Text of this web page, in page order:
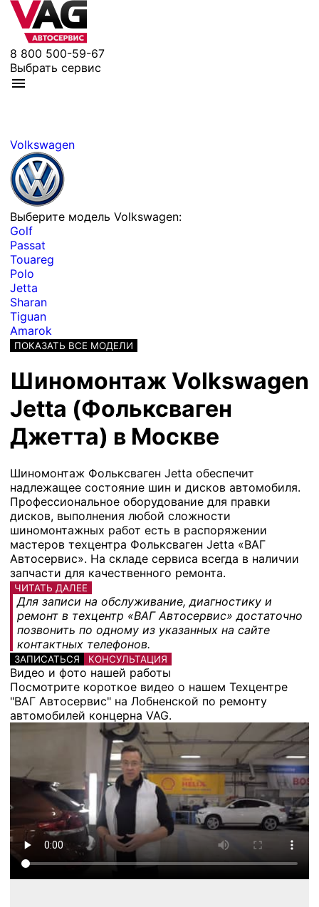
8 800 500-59-67
Выбрать сервис
Volkswagen
Выберите модель Volkswagen:
Golf
Passat
Touareg
Polo
Jetta
Sharan
Tiguan
Amarok
ПОКАЗАТЬ ВСЕ МОДЕЛИ
Шиномонтаж Volkswagen
Jetta (Фольксваген
Джетта) в Москве
Шиномонтаж Фольксваген Jetta обеспечит
надлежащее состояние шин и дисков автомобиля.
Профессиональное оборудование для правки
дисков, выполнения любой сложности
шиномонтажных работ есть в распоряжении
мастеров техцентра Фольксваген Jetta «ВАГ
Автосервис». На складе сервиса всегда в наличии
запчасти для качественного ремонта.
ЧИТАТЬ ДАЛЕЕ
Для записи на обслуживание, диагностику и
ремонт в техцентр «ВАГ Автосервис» достаточно
позвонить по одному из указанных на сайте
контактных телефонов.
ЗАПИСАТЬСЯ КОНСУЛЬТАЦИЯ
Видео и фото нашей работы
Посмотрите короткое видео о нашем Техцентре
"ВАГ Автосервис" на Лобненской по ремонту
автомобилей концерна VAG.